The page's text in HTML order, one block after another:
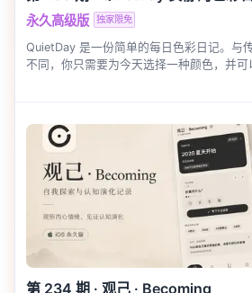
永久高级版 独家限免
QuietDay 是一份简单的每日色彩日记。与
不同，你只需要为今天选择一种颜色，并
第 234 期 · 观己 · Becoming